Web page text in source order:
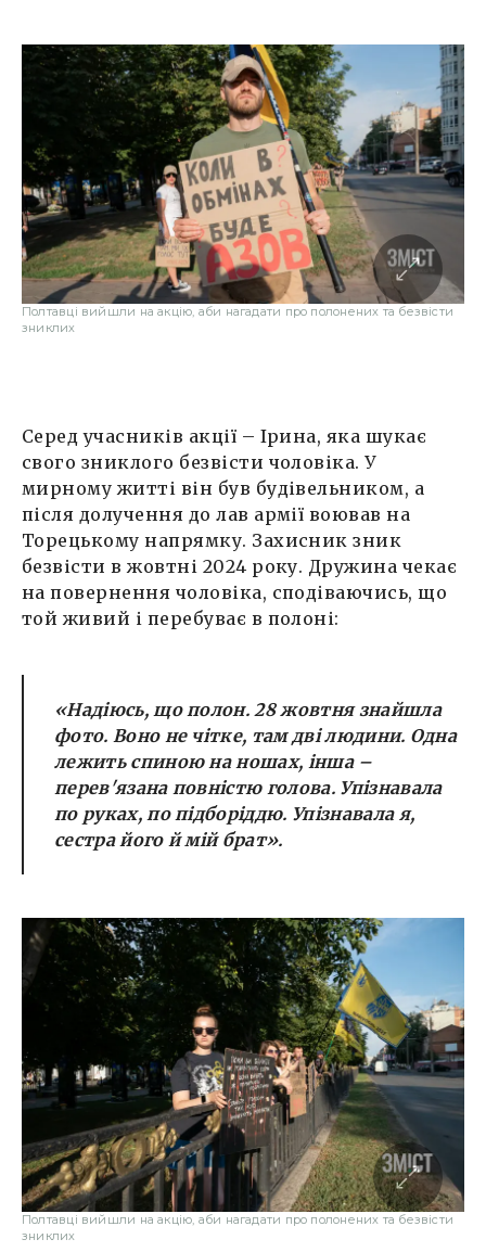
Полтавці вийшли на акцію, аби нагадати про полонених та безвісти
зниклих
Серед учасників акції – Ірина, яка шукає
свого зниклого безвісти чоловіка. У
мирному житті він був будівельником, а
після долучення до лав армії воював на
Торецькому напрямку. Захисник зник
безвісти в жовтні 2024 року. Дружина чекає
на повернення чоловіка, сподіваючись, що
той живий і перебуває в полоні:
«Надіюсь, що полон. 28 жовтня знайшла
фото. Воно не чітке, там дві людини. Одна
лежить спиною на ношах, інша –
перев'язана повністю голова. Упізнавала
по руках, по підборіддю. Упізнавала я,
сестра його й мій брат».
Полтавці вийшли на акцію, аби нагадати про полонених та безвісти
зниклих